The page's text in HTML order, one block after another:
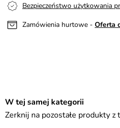
Bezpieczeństwo użytkowania
Zamówienia hurtowe - Oferta
W tej samej kategorii
Zerknij na pozostałe produkty z